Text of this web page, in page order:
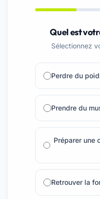
Quel est
Sélectionnez
Perdre du
Prendre du
Préparer une
Retrouver la